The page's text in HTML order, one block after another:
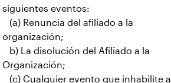
siguientes eventos:
(a) Renuncia del afiliado a la
organización;
b) La disolución del Afiliado a la
Organización;
(c) Cualquier evento que inhabilite al